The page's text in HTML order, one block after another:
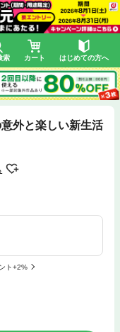
索 カート はじめての方へ
外と楽しい新生活
ト+2%